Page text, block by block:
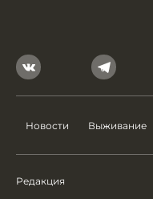
Новости Выживание
Редакция